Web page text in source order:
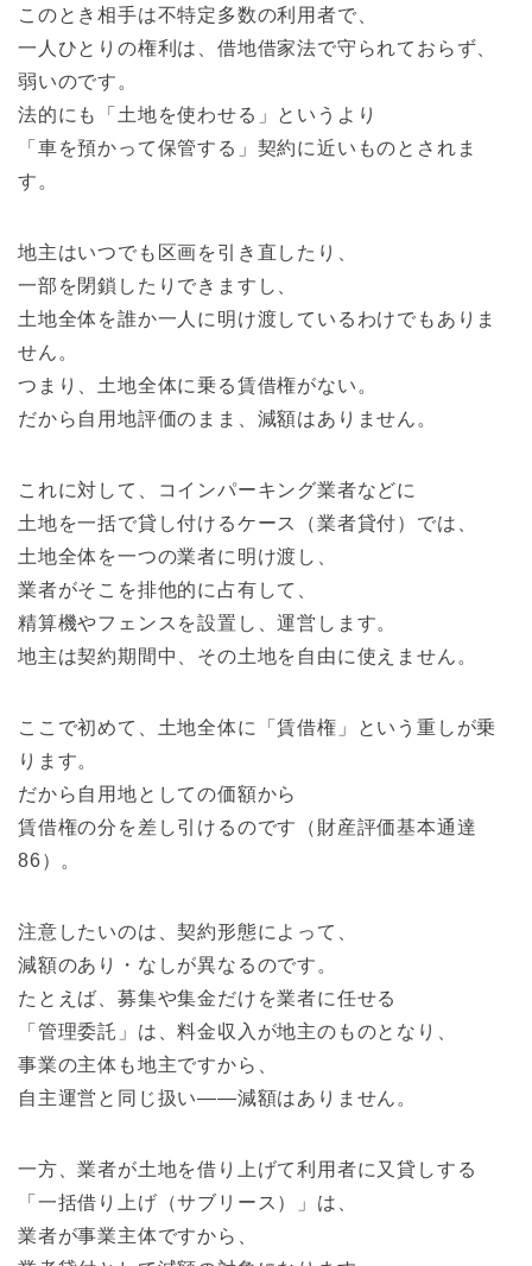
このとき相手は不特定多数の利用者で、
一人ひとりの権利は、借地借家法で守られておらず、
弱いのです。
法的にも「土地を使わせる」というより
「車を預かって保管する」契約に近いものとされま
す。
地主はいつでも区画を引き直したり、
一部を閉鎖したりできますし、
土地全体を誰か一人に明け渡しているわけでもありま
せん。
つまり、土地全体に乗る賃借権がない。
だから自用地評価のまま、減額はありません。
これに対して、コインパーキング業者などに
土地を一括で貸し付けるケース（業者貸付）では、
土地全体を一つの業者に明け渡し、
業者がそこを排他的に占有して、
精算機やフェンスを設置し、運営します。
地主は契約期間中、その土地を自由に使えません。
ここで初めて、土地全体に「賃借権」という重しが乗
ります。
だから自用地としての価額から
賃借権の分を差し引けるのです（財産評価基本通達
86）。
注意したいのは、契約形態によって、
減額のあり・なしが異なるのです。
たとえば、募集や集金だけを業者に任せる
「管理委託」は、料金収入が地主のものとなり、
事業の主体も地主ですから、
自主運営と同じ扱い――減額はありません。
一方、業者が土地を借り上げて利用者に又貸しする
「一括借り上げ（サブリース）」は、
業者が事業主体ですから、